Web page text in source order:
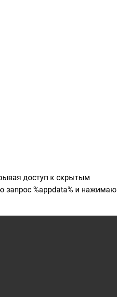
доступ к скрытым
запрос %appdata% и нажимаю